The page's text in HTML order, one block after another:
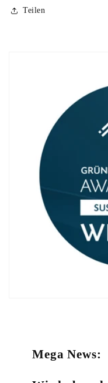
Teilen
Mega News: